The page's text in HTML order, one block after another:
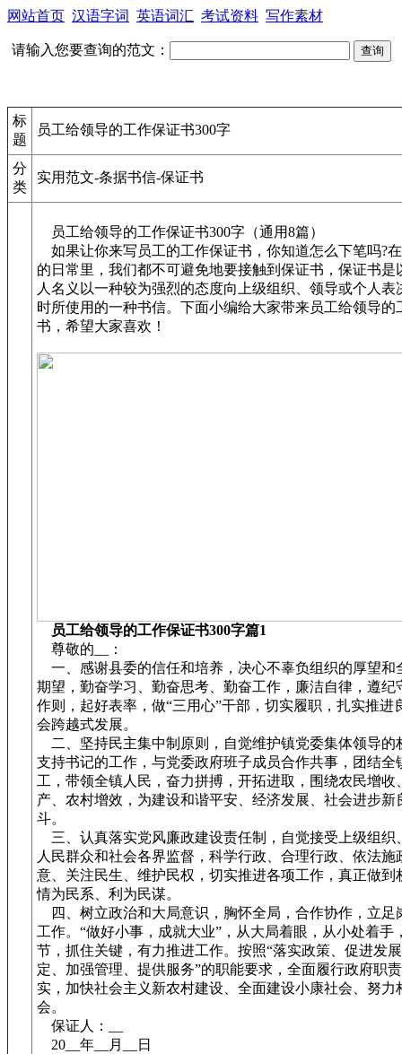
网站首页 汉语字词 英语词汇 考试资料 写作素材
请输入您要查询的范文：
标
题
员工给领导的工作保证书300字
分
类
实用范文-条据书信-保证书
员工给领导的工作保证书300字（通用8篇）
如果让你来写员工的工作保证书，你知道怎么下笔吗?
的日常里，我们都不可避免地要接触到保证书，保证书是
人名义以一种较为强烈的态度向上级组织、领导或个人表
时所使用的一种书信。下面小编给大家带来员工给领导的
书，希望大家喜欢！
员工给领导的工作保证书300字篇1
尊敬的__：
一、感谢县委的信任和培养，决心不辜负组织的厚望和
期望，勤奋学习、勤奋思考、勤奋工作，廉洁自律，遵纪
作则，起好表率，做“三用心”干部，切实履职，扎实推进
会跨越式发展。
二、坚持民主集中制原则，自觉维护镇党委集体领导的
支持书记的工作，与党委政府班子成员合作共事，团结全
工，带领全镇人民，奋力拼搏，开拓进取，围绕农民增收
产、农村增效，为建设和谐平安、经济发展、社会进步新
斗。
三、认真落实党风廉政建设责任制，自觉接受上级组织
人民群众和社会各界监督，科学行政、合理行政、依法施
意、关注民生、维护民权，切实推进各项工作，真正做到
情为民系、利为民谋。
四、树立政治和大局意识，胸怀全局，合作协作，立足
工作。“做好小事，成就大业”，从大局着眼，从小处着手
节，抓住关键，有力推进工作。按照“落实政策、促进发
定、加强管理、提供服务”的职能要求，全面履行政府职
实，加快社会主义新农村建设、全面建设小康社会、努力
会。
保证人：__
20__年__月__日